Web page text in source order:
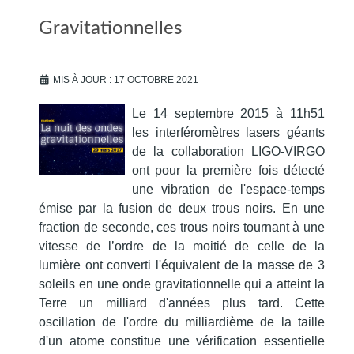
Gravitationnelles
MIS À JOUR : 17 OCTOBRE 2021
Le 14 septembre 2015 à 11h51
les interféromètres lasers géants
de la collaboration LIGO-VIRGO
ont pour la première fois détecté
une vibration de l'espace-temps
émise par la fusion de deux trous noirs. En une
fraction de seconde, ces trous noirs tournant à une
vitesse de l’ordre de la moitié de celle de la
lumière ont converti l'équivalent de la masse de 3
soleils en une onde gravitationnelle qui a atteint la
Terre un milliard d'années plus tard. Cette
oscillation de l'ordre du milliardième de la taille
d'un atome constitue une vérification essentielle